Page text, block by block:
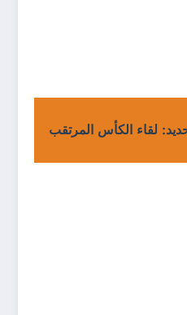
لقاء الكأس المرتقب